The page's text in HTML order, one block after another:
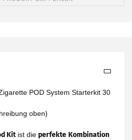
POD System Starterkit 30
oben)
Kit ist die perfekte Kombination